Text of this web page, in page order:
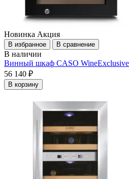
Новинка Акция
В избранное В сравнение
В наличии
Винный шкаф CASO
56 140 ₽
В корзину